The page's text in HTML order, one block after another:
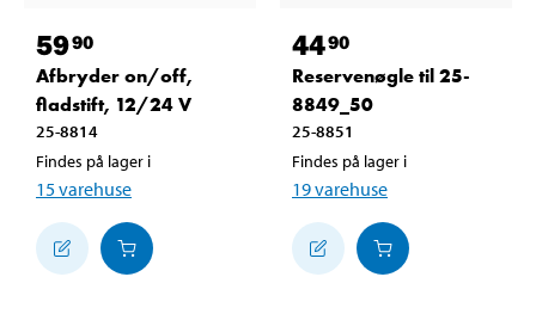
5990
Afbryder on/off,
fladstift, 12/24 V
25-8814
Findes på lager i
15varehuse
4490
Reservenøgle til 25-
8849_50
25-8851
Findes på lager i
19varehuse